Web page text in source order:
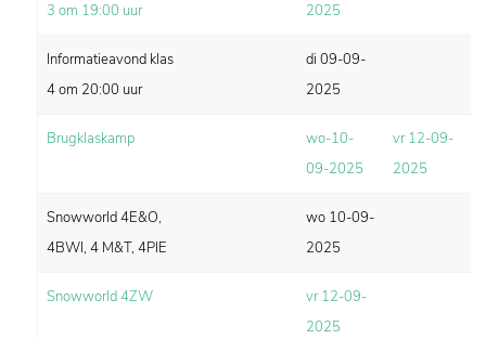
3 om 19:00 uur
2025
Informatieavond klas
4 om 20:00 uur
di 09-09-
2025
Brugklaskamp
wo-10-
09-2025
vr 12-09-
2025
Snowworld 4E&O,
4BWI, 4 M&T, 4PIE
wo 10-09-
2025
Snowworld 4ZW
vr 12-09-
2025